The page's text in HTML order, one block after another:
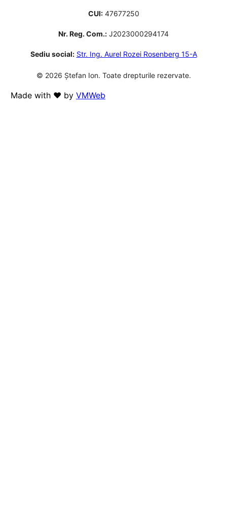
CUI:47677250
Nr. Reg. Com.: J2023000294174
Sediu social: Str. Ing. Aurel Rozei Rosenberg 15-A
© 2026 Ștefan Ion. Toate drepturile rezervate.
Made with ❤️ by VMWeb